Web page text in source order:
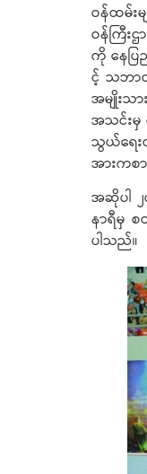
ဝန်ထမ်း
ဝန်ကြီး
ကို နေပြ
င့် သဘာဝ
အမျိုးသ
အသင်းမှ
သွယ်ရေး
အားကစ
အဆိုပါ ၂
နာရီမှ
ပါသည်။